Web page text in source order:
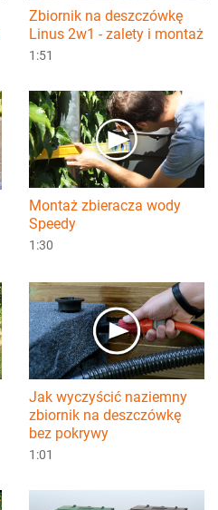
Zbiornik na deszczówkę
Linus 2w1 - zalety i montaż
1:51
Montaż zbieracza wody
Speedy
1:30
Jak wyczyścić naziemny
zbiornik na deszczówkę
bez pokrywy
1:01